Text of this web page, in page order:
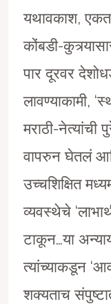
यथावकाश,
कोंबडी-
पार दूरवर
लावण्याकामी,
मराठी-नेत्यांची
वापरुन घेतलं
उच्चशिक्षित
व्यवस्थेचे
टाकून…या
त्यांच्याकडून
शक्यताच